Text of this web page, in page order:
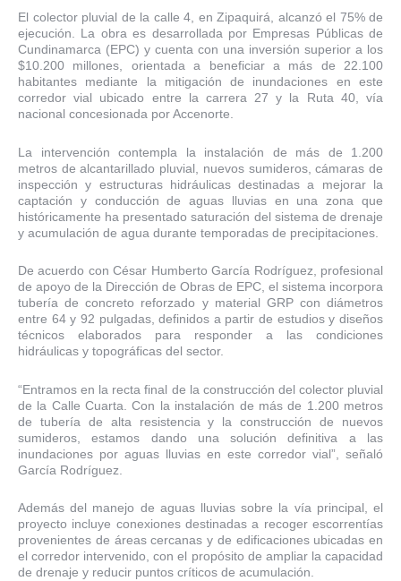
El colector pluvial de la calle 4, en Zipaquirá, alcanzó el 75% de
ejecución. La obra es desarrollada por Empresas Públicas de
Cundinamarca (EPC) y cuenta con una inversión superior a los
$10.200 millones, orientada a beneficiar a más de 22.100
habitantes mediante la mitigación de inundaciones en este
corredor vial ubicado entre la carrera 27 y la Ruta 40, vía
nacional concesionada por Accenorte.
La intervención contempla la instalación de más de 1.200
metros de alcantarillado pluvial, nuevos sumideros, cámaras de
inspección y estructuras hidráulicas destinadas a mejorar la
captación y conducción de aguas lluvias en una zona que
históricamente ha presentado saturación del sistema de drenaje
y acumulación de agua durante temporadas de precipitaciones.
De acuerdo con César Humberto García Rodríguez, profesional
de apoyo de la Dirección de Obras de EPC, el sistema incorpora
tubería de concreto reforzado y material GRP con diámetros
entre 64 y 92 pulgadas, definidos a partir de estudios y diseños
técnicos elaborados para responder a las condiciones
hidráulicas y topográficas del sector.
“Entramos en la recta final de la construcción del colector pluvial
de la Calle Cuarta. Con la instalación de más de 1.200 metros
de tubería de alta resistencia y la construcción de nuevos
sumideros, estamos dando una solución definitiva a las
inundaciones por aguas lluvias en este corredor vial”, señaló
García Rodríguez.
Además del manejo de aguas lluvias sobre la vía principal, el
proyecto incluye conexiones destinadas a recoger escorrentías
provenientes de áreas cercanas y de edificaciones ubicadas en
el corredor intervenido, con el propósito de ampliar la capacidad
de drenaje y reducir puntos críticos de acumulación.